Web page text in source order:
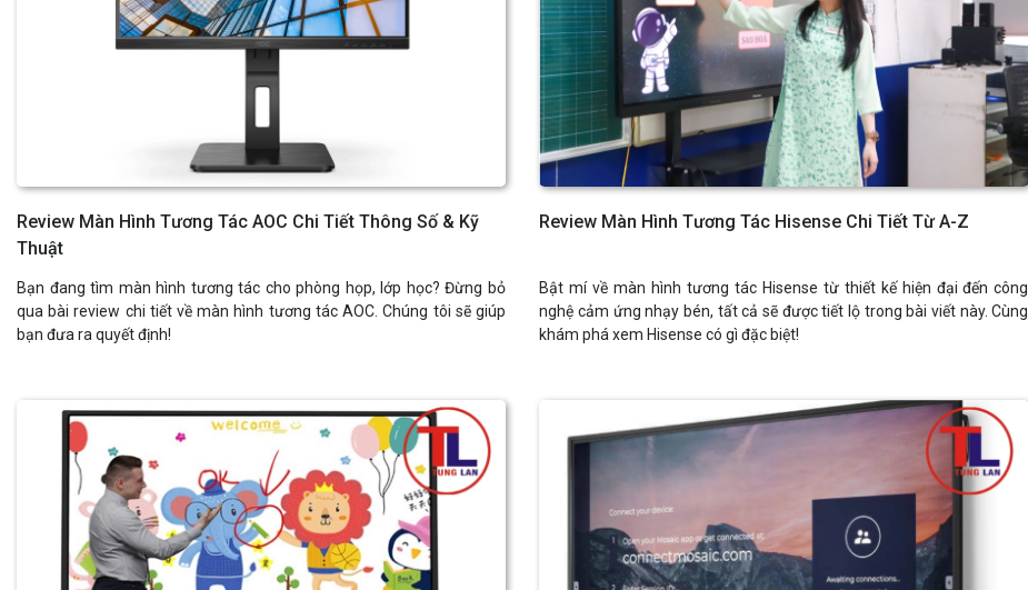
Review Màn Hình Tương Tác AOC Chi Tiết Thông Số & Kỹ
Thuật
Bạn đang tìm màn hình tương tác cho phòng họp, lớp học? Đừng bỏ
qua bài review chi tiết về màn hình tương tác AOC. Chúng tôi sẽ giúp
bạn đưa ra quyết định!
Review Màn Hình Tương Tác Hisense Chi Tiết Từ A-Z
Bật mí về màn hình tương tác Hisense từ thiết kế hiện đại đến công
nghệ cảm ứng nhạy bén, tất cả sẽ được tiết lộ trong bài viết này. Cùng
khám phá xem Hisense có gì đặc biệt!